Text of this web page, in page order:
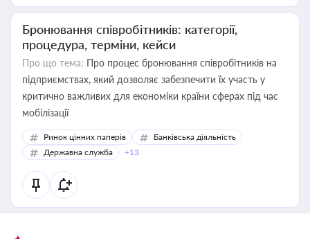
Бронювання співробітників: категорії,
процедура, терміни, кейси
Про що тема: Про процес бронювання співробітників на
підприємствах, який дозволяє забезпечити їх участь у
критично важливих для економіки країни сферах під час
мобілізації
Ринок цінних паперів
Банківська діяльність
Державна служба
+13